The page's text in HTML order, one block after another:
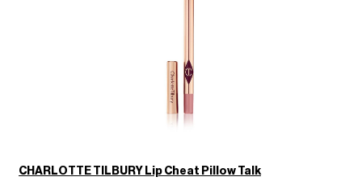
CHARLOTTE TILBURY Lip Cheat Pillow Talk